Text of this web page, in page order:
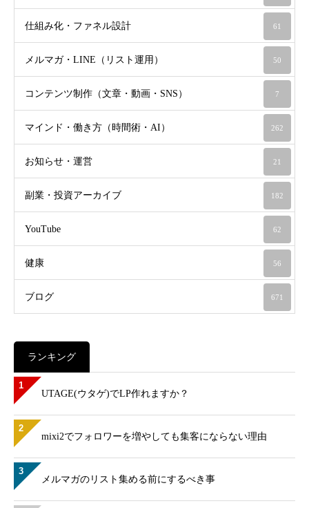
仕組み化・ファネル設計 61
メルマガ・LINE（リスト運用） 50
コンテンツ制作（文章・動画・SNS） 7
マインド・働き方（時間術・AI） 262
お知らせ・運営 21
副業・投資アーカイブ 182
YouTube 62
健康 56
ブログ 671
ランキング
1
UTAGE(ウタゲ)でLP作れますか？
2
mixi2でフォロワーを増やしても集客にならない理由
3
メルマガのリスト集める前にするべき事